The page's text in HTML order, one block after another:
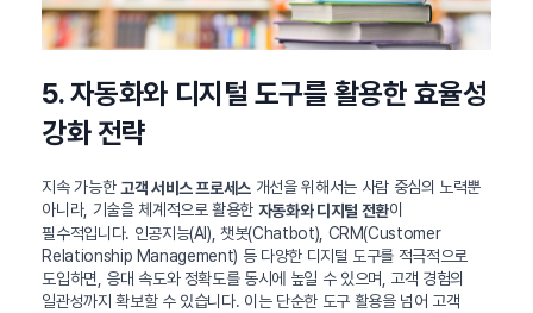
5. 자동화와 디지털 도구를 활용한 효율성
강화 전략
지속 가능한고객 서비스 프로세스 개선을 위해서는 사람 중심의 노력뿐
아니라, 기술을 체계적으로 활용한 자동화와 디지털 전환이
필수적입니다. 인공지능(AI), 챗봇(Chatbot), CRM(Customer
Relationship Management) 등 다양한 디지털 도구를 적극적으로
도입하면, 응대 속도와 정확도를 동시에 높일 수 있으며, 고객 경험의
일관성까지 확보할 수 있습니다. 이는 단순한 도구 활용을 넘어 고객